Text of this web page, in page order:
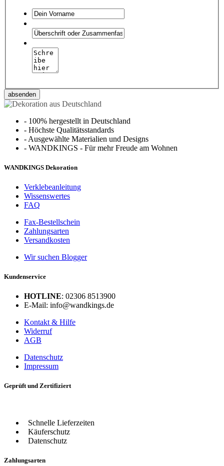
absenden
- 100% hergestellt in Deutschland
- Höchste Qualitätsstandards
- Ausgewählte Materialien und Designs
- WANDKINGS - Für mehr Freude am Wohnen
WANDKINGS Dekoration
Verklebeanleitung
Wissenswertes
FAQ
Fax-Bestellschein
Zahlungsarten
Versandkosten
Wir suchen Blogger
Kundenservice
HOTLINE: 02306 8513900
E-Mail: info@wandkings.de
Kontakt & Hilfe
Widerruf
AGB
Datenschutz
Impressum
Geprüft und Zertifiziert
Schnelle Lieferzeiten
Käuferschutz
Datenschutz
Zahlungsarten